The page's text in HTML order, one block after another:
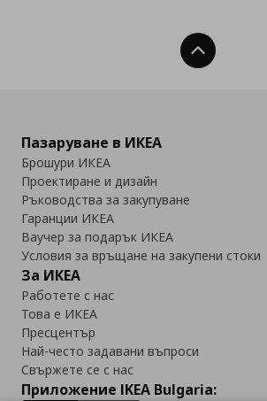
Нагоре
Пазаруване в ИКЕА
Брошури ИКЕА
Проектиране и дизайн
Ръководства за закупуване
Гаранции ИКЕА
Ваучер за подарък ИКЕА
Условия за връщане на закупени стоки
За ИКЕА
Работете с нас
Това е ИКЕА
Пресцентър
Най-често задавани въпроси
Свържете се с нас
Приложение IKEA Bulgaria: